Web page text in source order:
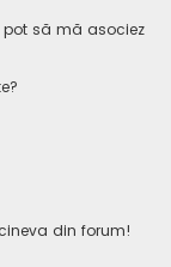
pot să mă asociez
din forum!